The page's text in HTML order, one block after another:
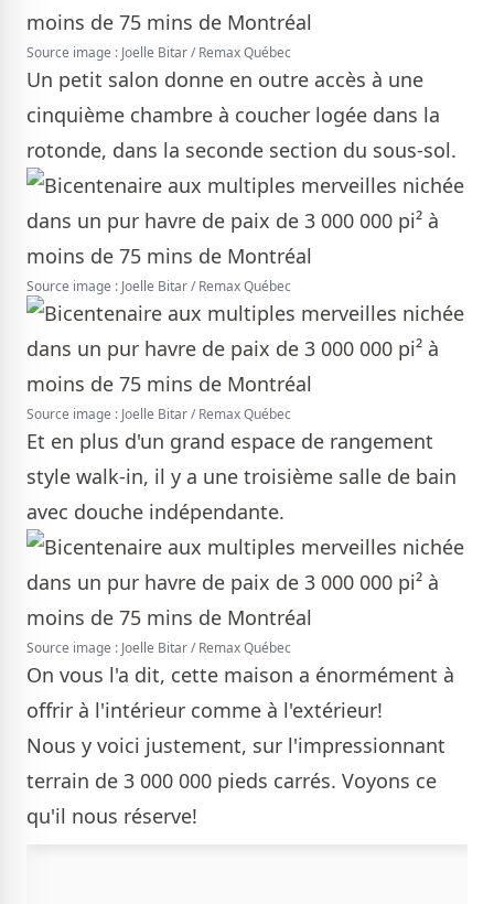
Source image : Joelle Bitar / Remax Québec
Un petit salon donne en outre accès à une
cinquième chambre à coucher logée dans la
rotonde, dans la seconde section du sous-sol.
Source image : Joelle Bitar / Remax Québec
Source image : Joelle Bitar / Remax Québec
Et en plus d'un grand espace de rangement
style walk-in, il y a une troisième salle de bain
avec douche indépendante.
Source image : Joelle Bitar / Remax Québec
On vous l'a dit, cette maison a énormément à
offrir à l'intérieur comme à l'extérieur!
Nous y voici justement, sur l'impressionnant
terrain de 3 000 000 pieds carrés. Voyons ce
qu'il nous réserve!